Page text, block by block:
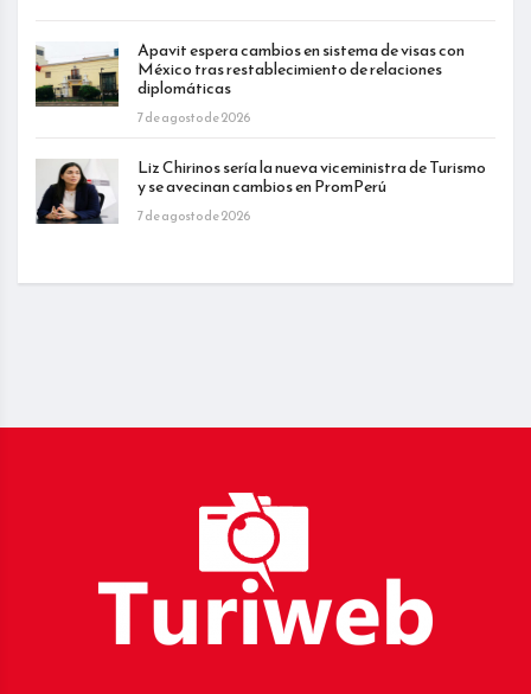
Apavit espera cambios en sistema de visas con
México tras restablecimiento de relaciones
diplomáticas
7 de agosto de 2026
Liz Chirinos sería la nueva viceministra de Turismo
y se avecinan cambios en PromPerú
7 de agosto de 2026